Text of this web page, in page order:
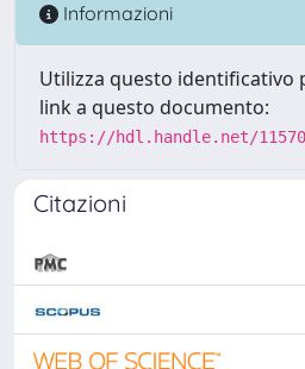
Informazioni
Utilizza questo identificativo
link a questo documento:
https://hdl.handle.net/11570/
Citazioni